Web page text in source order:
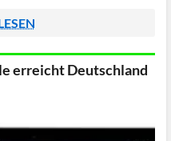
erreicht Deutschland